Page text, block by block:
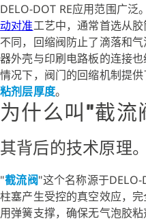
DELO-DOT RE应用范围广泛
动对准工艺中，通常首选从
不同，回缩阀防止了滴落和
器外壳与印刷电路板的连接
情况下，阀门的回缩机制提
粘剂层厚度。
为什么叫"截流
其背后的技术原理。
"截流阀"这个名称源于DELO-
柱塞产生受控的真空效应，
用弹簧支撑，确保无气泡胶